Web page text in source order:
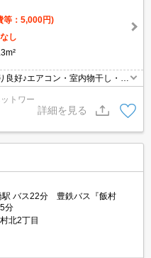
等：5,000円)
なし
好♪エアコン・室内物干し・照
トも無料です！お気軽にお問合
トワー
詳細を見る
駅 バス22分 豊鉄バス『飯村
分
北2丁目